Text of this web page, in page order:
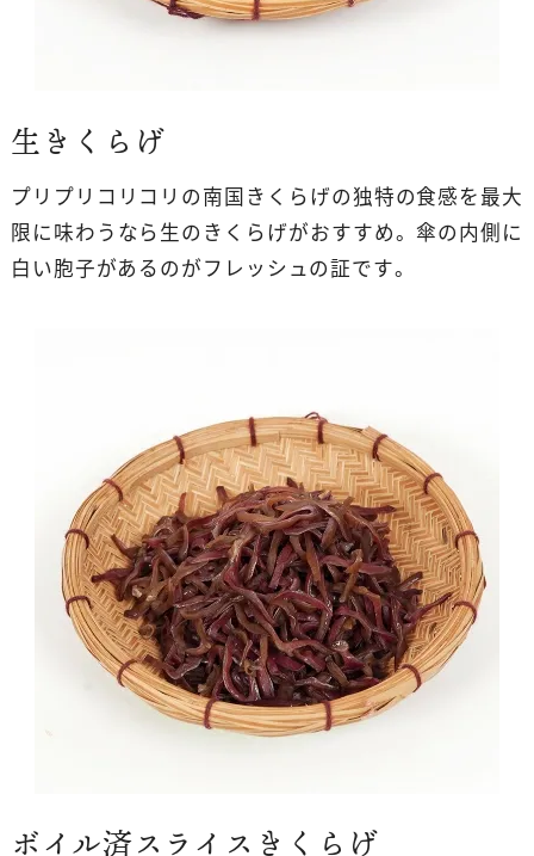
生きくらげ
プリプリコリコリの南国きくらげの独特の食感を最大
限に味わうなら生のきくらげがおすすめ。傘の内側に
白い胞子があるのがフレッシュの証です。
ボイル済スライスきくらげ